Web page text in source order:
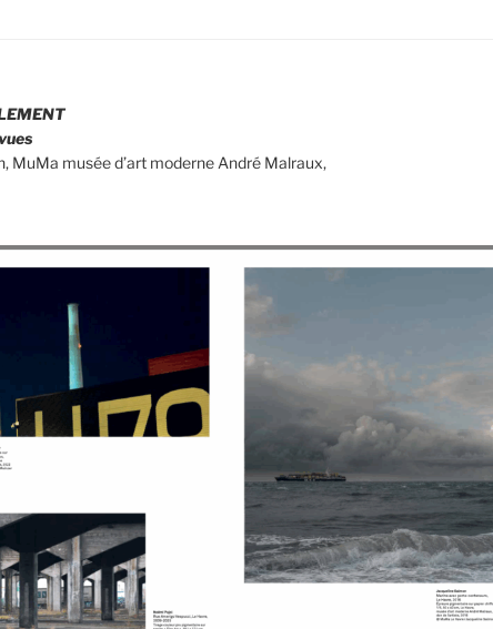
MuMa musée d’art moderne André Malraux,